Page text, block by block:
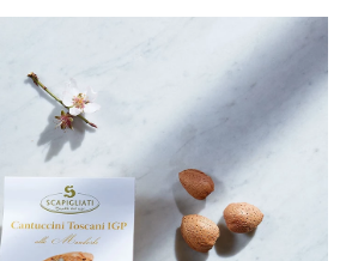
Bilddatabas
Sök jobb
Kvalitet och Hållbarhet
Kontakta oss